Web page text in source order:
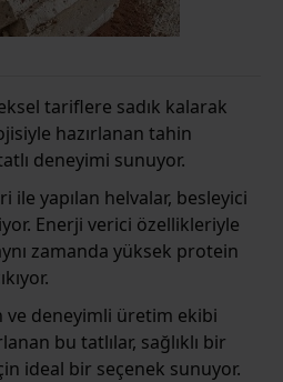
tariflere sadık kalarak
hazırlanan tahin
deneyimi sunuyor.
ile yapılan helvalar, besleyici
Enerji verici özellikleriyle
zamanda yüksek protein
ve deneyimli üretim ekibi
bu tatlılar, sağlıklı bir
ideal bir seçenek sunuyor.